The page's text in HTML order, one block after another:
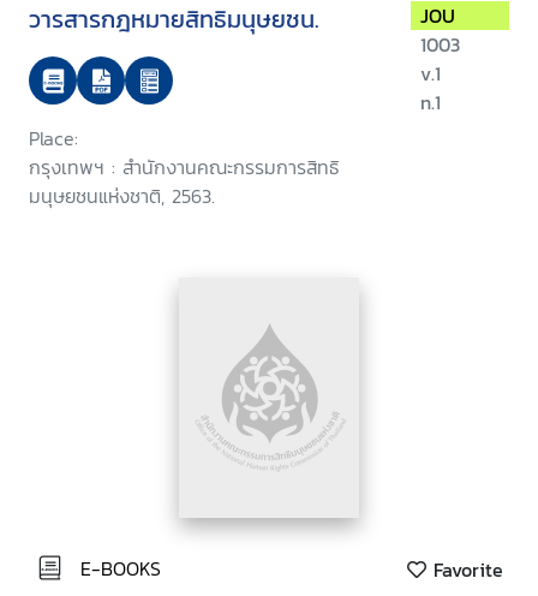
วารสารกฎหมายสิทธิมนุษยชน.
Place:
กรุงเทพฯ : สำนักงานคณะกรรมการสิทธิ
มนุษยชนแห่งชาติ, 2563.
JOU
1003
v.1
n.1
E-BOOKS Favorite